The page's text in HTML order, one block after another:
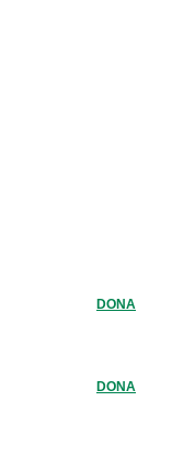
DONA
DONA